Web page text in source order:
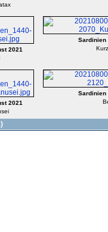
2021
Sardinien
2021
Sardinien